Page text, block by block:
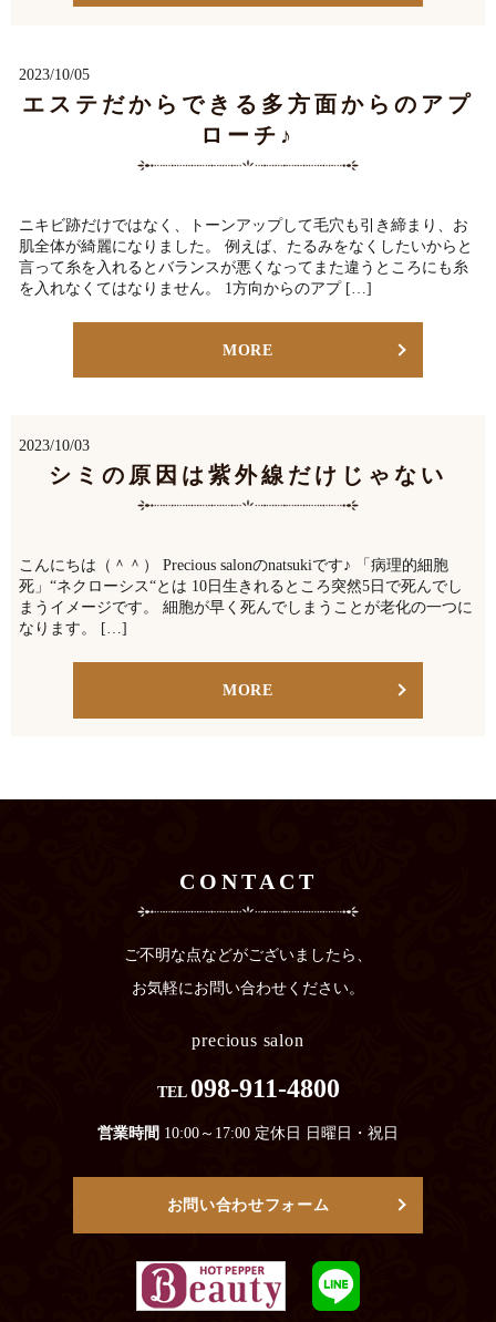
2023/10/05
エステだからできる多方面からのアプ
ローチ♪
ニキビ跡だけではなく、トーンアップして毛穴も引き締まり、お
肌全体が綺麗になりました。 例えば、たるみをなくしたいからと
言って糸を入れるとバランスが悪くなってまた違うところにも糸
を入れなくてはなりません。 1方向からのアプ […]
MORE
2023/10/03
シミの原因は紫外線だけじゃない
こんにちは（＾＾） Precious salonのnatsukiです♪ 「病理的細胞
死」“ネクローシス“とは 10日生きれるところ突然5日で死んでし
まうイメージです。 細胞が早く死んでしまうことが老化の一つに
なります。 […]
MORE
CONTACT
ご不明な点などがございましたら、
お気軽にお問い合わせください。
precious salon
TEL 098-911-4800
営業時間 10:00～17:00 定休日 日曜日・祝日
お問い合わせフォーム